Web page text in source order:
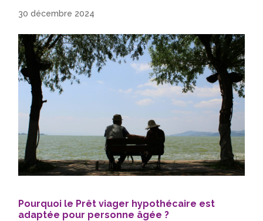
30 décembre 2024
Pourquoi le Prêt viager hypothécaire est
adaptée pour personne âgée ?